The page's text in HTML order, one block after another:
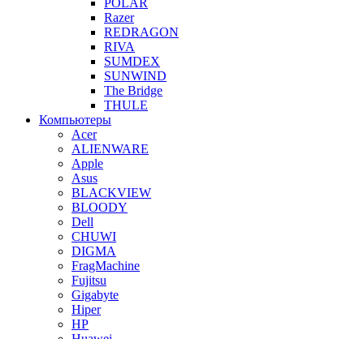
POLAR
Razer
REDRAGON
RIVA
SUMDEX
SUNWIND
The Bridge
THULE
Компьютеры
Acer
ALIENWARE
Apple
Asus
BLACKVIEW
BLOODY
Dell
CHUWI
DIGMA
FragMachine
Fujitsu
Gigabyte
Hiper
HP